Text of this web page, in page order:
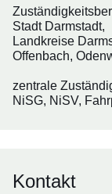
Stadt Darmstadt,
Landkreise
Offenbach,
zentrale
NiSG, NiSV,
Kontakt